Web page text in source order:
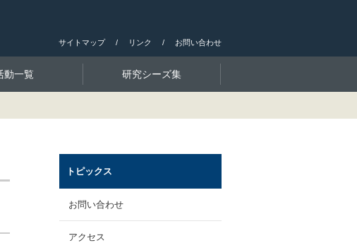
サイトマップ リンク お問い合わせ
動一覧 研究シーズ集
トピックス
お問い合わせ
アクセス